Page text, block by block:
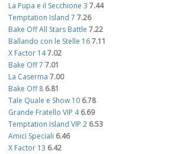
La Pupa e il Secchione 3 7.44
Temptation Island 7 7.26
Bake Off All Stars Battle 7.22
Ballando con le Stelle 167.11
X Factor 147.02
Bake Off 7 7.01
La Caserma 7.00
Bake Off 8 6.81
Tale Quale e Show 10 6.78
Grande Fratello VIP 4 6.69
Temptation Island VIP 2 6.53
Amici Speciali 6.46
X Factor 13 6.42